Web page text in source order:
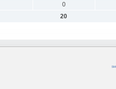
0
20